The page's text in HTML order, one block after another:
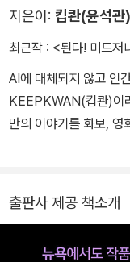
니다.
지은이: 킵콴(윤석관)
최근작 : <된다! 미드저
AI에 대체되지 않고 인
KEEPKWAN(킵콴)이
만의 이야기를 화보, 영
야기를 다양한 방식으로 표현
톤 등 국내외 유수 기
출판사 제공 책소개